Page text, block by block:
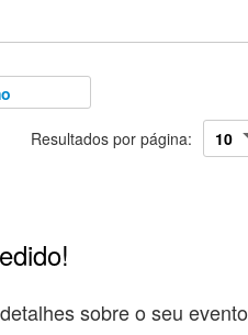
Resultados por página:
sobre o seu evento